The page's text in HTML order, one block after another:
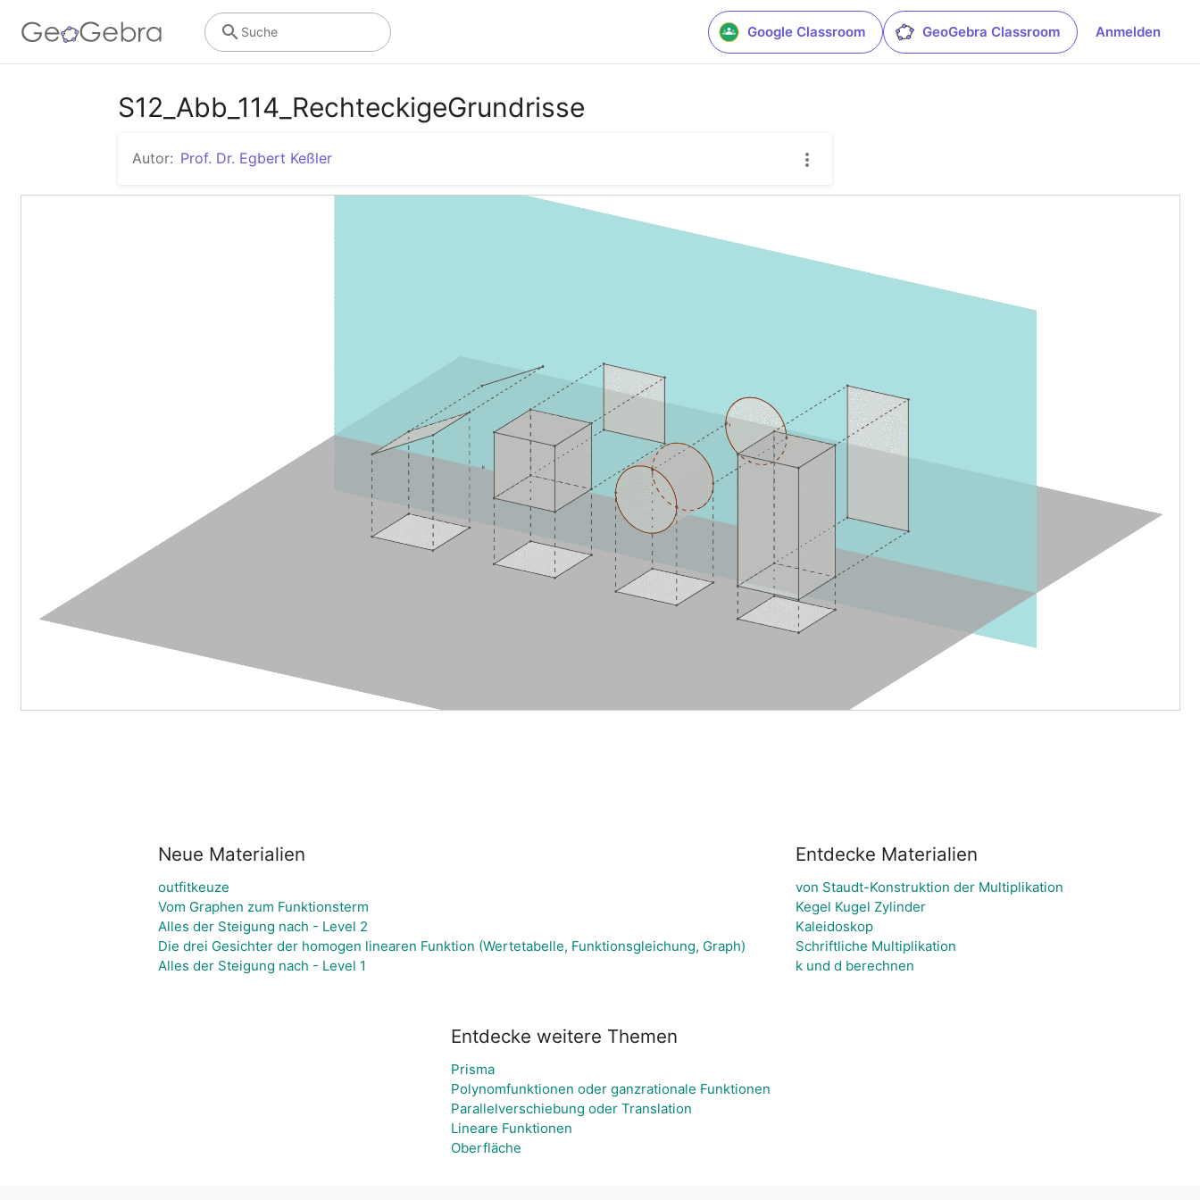
Google Classroom GeoGebra Classroom Anmelden
Suche
S12_Abb_114_RechteckigeGrundrisse
Autor: Prof. Dr. Egbert Keßler
Neue Materialien
outfitkeuze
Vom Graphen zum Funktionsterm
Alles der Steigung nach - Level 2
Die drei Gesichter der homogen linearen Funktion (Wertetabelle, Funktionsgleichung, Graph)
Alles der Steigung nach - Level 1
Entdecke Materialien
von Staudt-Konstruktion der Multiplikation
Kegel Kugel Zylinder
Kaleidoskop
Schriftliche Multiplikation
k und d berechnen
Entdecke weitere Themen
Prisma
Polynomfunktionen oder ganzrationale Funktionen
Parallelverschiebung oder Translation
Lineare Funktionen
Oberfläche